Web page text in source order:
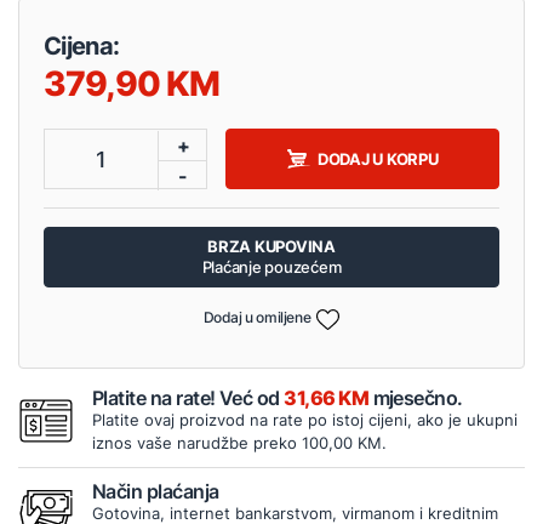
Cijena:
379,90
1
+
-
DODAJ U KORPU
BRZA KUPOVINA
Plaćanje pouzećem
Dodaj u omiljene
Platite na rate! Već od31,66 KM mjesečno.
Platite ovaj proizvod na rate po istoj cijeni, ako je ukupni
iznos vaše narudžbe preko 100,00 KM.
Način plaćanja
Gotovina, internet bankarstvom, virmanom i kreditnim